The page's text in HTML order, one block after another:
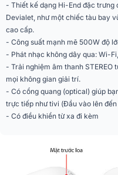
Cổng kết nối
Ứng dụng điều khiển
trên điện thoại
Màu sắc
Chất liệu
- Thiết kế dạng Hi-End đặc trưng
Devialet, như một chiếc tàu bay
cao cấp.
- Công suất mạnh mẽ 500W độ
- Phát nhạc không dây qua: Wi-
- Trải nghiệm âm thanh STEREO
mọi không gian giải trí.
- Có cổng quang (optical) giúp
trực tiếp như tivi (Đầu vào lên
- Có điều khiển từ xa đi kèm